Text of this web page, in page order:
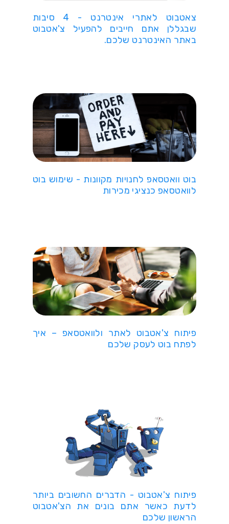
צאטבוט לאתרי אינטרנט - 4 סיבות
שבגללן אתם חייבים להפעיל צ'אטבוט
באתר האינטרנט שלכם.
בוט וואטסאפ לחנויות מקוונות - שימוש בוט
לוואטסאפ כנציגי מכירות
פיתוח צ'אטבוט לאתר ולוואטסאפ – איך
לפתח בוט לעסק שלכם
פיתוח צ'אטבוט - הדברים החשובים ביותר
לדעת כאשר אתם בונים את הצ'אטבוט
הראשון שלכם